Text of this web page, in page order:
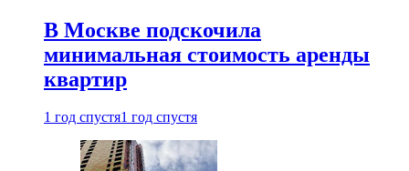
В Москве подскочила
минимальная стоимость аренды
квартир
1 год спустя1 год спустя